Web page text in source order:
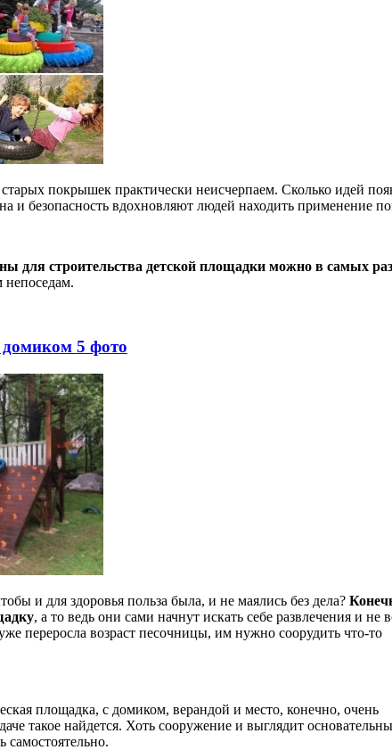
покрышек практически неисчерпаем. Сколько идей
и безопасность вдохновляют людей находить применение
для строительства детской площадки можно в самых
непоседам.
5 фото
и для здоровья польза была, и не маялись без дела?
, а то ведь они сами начнут искать себе развлечения и не
переросла возраст песочницы, им нужно соорудить что-то
площадка, с домиком, верандой и место, конечно, очень
такое найдется. Хоть сооружение и выглядит
самостоятельно.